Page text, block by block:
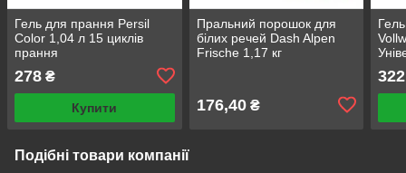
Гель для прання Persil
Color 1,04 л 15 циклів
прання
278 ₴
Купити
Пральний порошок для
білих речей Dash Alpen
Frisсhe 1,17 кг
176,40₴
322
Подібні товари компанії